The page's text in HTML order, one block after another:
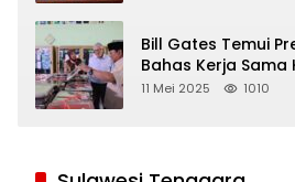
Bill Gates Temui
Bahas Kerja
Program Makan
11 Mei 2025 1010